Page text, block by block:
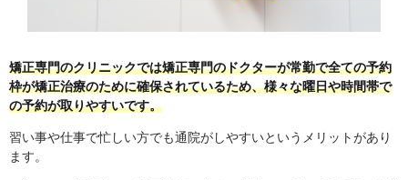
矯正専門のクリニックでは矯正専門のドクターが常勤で全ての予約
枠が矯正治療のために確保されているため、様々な曜日や時間帯で
の予約が取りやすいです。
習い事や仕事で忙しい方でも通院がしやすいというメリットがあり
ます。